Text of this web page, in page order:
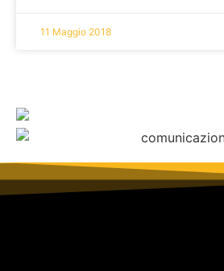
11 Maggio 2018